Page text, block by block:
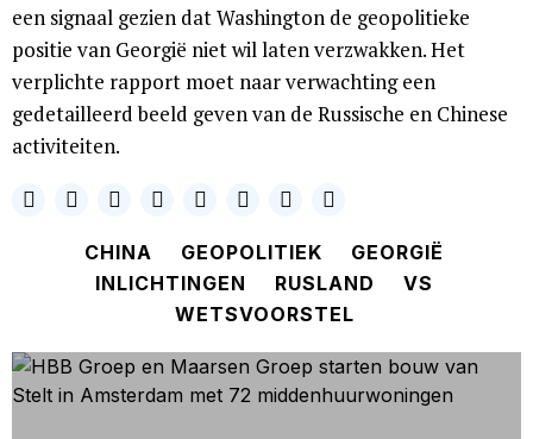
een signaal gezien dat Washington de geopolitieke
positie van Georgië niet wil laten verzwakken. Het
verplichte rapport moet naar verwachting een
gedetailleerd beeld geven van de Russische en Chinese
activiteiten.
CHINA GEOPOLITIEK
GEORGIË
INLICHTINGEN
RUSLAND
VS
WETSVOORSTEL